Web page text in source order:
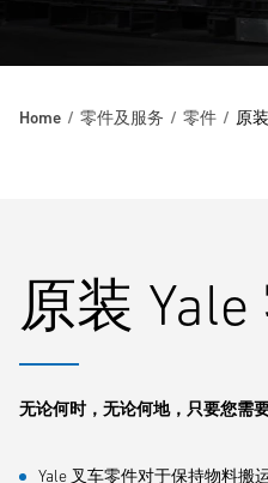
Home 零件及服务 零件 原
原装
无论何时，无论何地，只要您需
Yale 叉车零件对于保持物料搬